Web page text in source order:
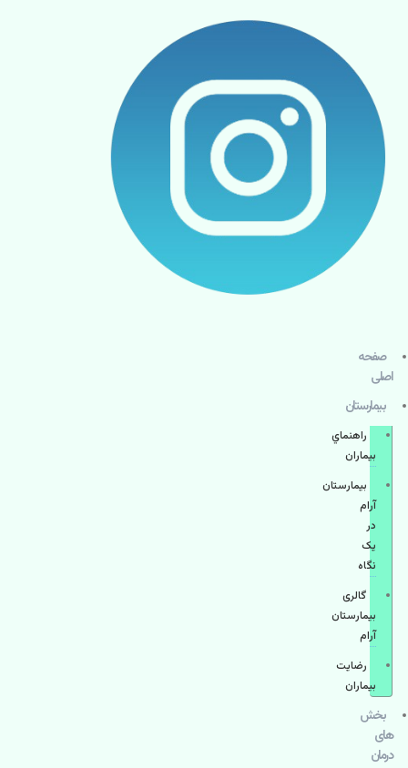
صفحه
اصلی
بيمارستان
راهنماي
بیماران
بیمارستان
آرام
در
یک
نگاه
گالری
بیمارستان
آرام
رضایت
بیماران
بخش
های
درمان